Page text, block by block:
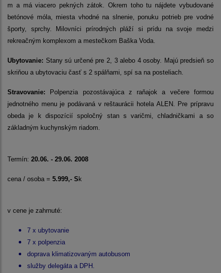
m a má viacero pekných zátok. Okrem toho tu nájdete vybudované
betónové móla, miesta vhodné na slnenie, ponuku potrieb pre vodné
športy, sprchy. Milovníci prírodných pláží si prídu na svoje medzi
rekreačným komplexom a mestečkom Baška Voda.
Ubytovanie: Stany sú určené pre 2, 3 alebo 4 osoby. Majú predsieň so
skriňou a ubytovaciu časť s 2 spálňami, spí sa na posteliach.
Stravovanie:
Polpenzia pozostávajúca z raňajok a večere formou
jednotného menu je podávaná v reštaurácii hotela ALEN. Pre prípravu
obeda je k dispozícií spoločný stan s varičmi, chladničkami a so
základným kuchynským riadom.
Termín: 20.06. - 29.06. 2008
cena / osoba = 5.999,- S k
v cene je zahrnuté:
7 x ubytovanie
7 x polpenzia
doprava klimatizovaným autobusom
služby delegáta a DPH.